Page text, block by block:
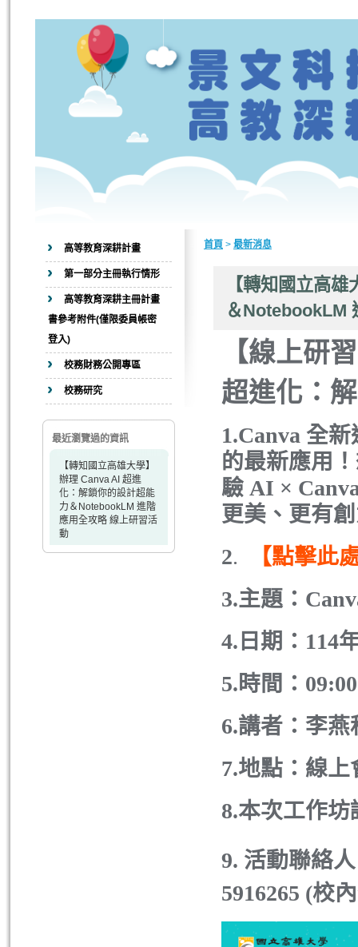
高等教育深耕計畫
第一部分主冊執行情形
高等教育深耕主冊計畫
書參考附件(僅限委員帳密
登入)
校務財務公開專區
校務研究
最近瀏覽過的資訊
【轉知國立高雄大學】
辦理 Canva AI 超進
化：解鎖你的設計超能
力＆NotebookLM 進階
應用全攻略 線上研習活
動
首頁 > 最新消息
【轉知國立高
＆NotebookLM
【線上研
超進化：
1.Canva 全
的最新應用
驗 AI ×
更美、更有
2.
【點擊此
3.主題：
4.日期：114
5.時間：
6.講者：李
7.地點：線
8.本次工作
9. 活動聯絡
5916265 (校